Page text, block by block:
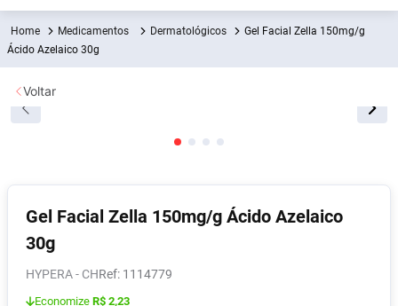
Medicamentos Dermatológicos
Gel Facial Zella 150mg/g
Ácido Azelaico 30g
Gel Facial Zella 150mg/g Ácido Azelaico
30g
HYPERA - CH : 1114779
Economize R$ 2,23
Voltar
Termos mais buscados
1º Fralda
2
5º Fralda G
6º Desodorante
7
8º Absorvente
9º Pampers Confort Sec